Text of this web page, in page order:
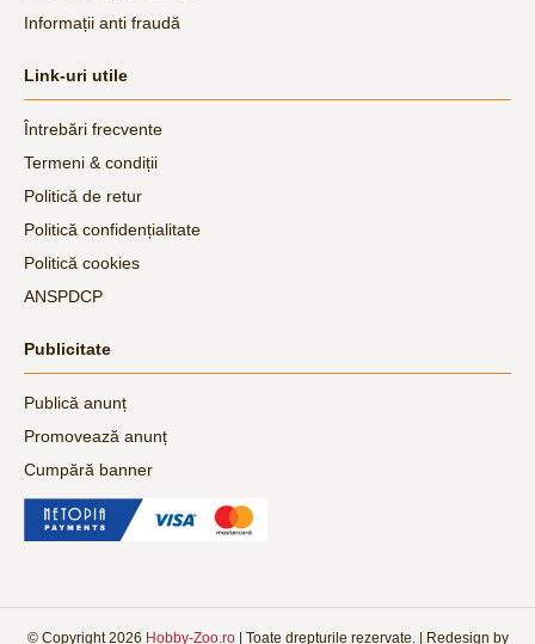
Informații anti fraudă
Link-uri utile
Întrebări frecvente
Termeni & condiții
Politică de retur
Politică confidențialitate
Politică cookies
ANSPDCP
Publicitate
Publică anunț
Promovează anunț
Cumpără banner
© Copyright2026 Hobby-Zoo.ro| Toate drepturile rezervate. | Redesign by